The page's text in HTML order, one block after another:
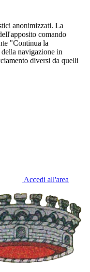
anonimizzati. La
comando
"Continua la
navigazione in
diversi da quelli
Accedi all'area